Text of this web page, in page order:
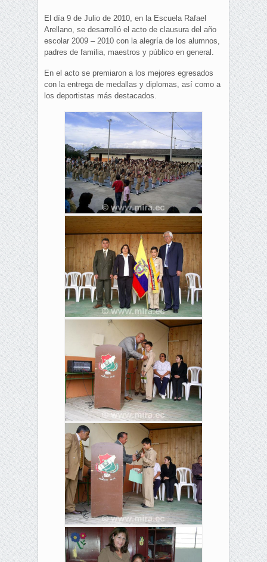
El día 9 de Julio de 2010, en la Escuela Rafael
Arellano, se desarrolló el acto de clausura del año
escolar 2009 – 2010 con la alegría de los alumnos,
padres de familia, maestros y público en general.
En el acto se premiaron a los mejores egresados
con la entrega de medallas y diplomas, así como a
los deportistas más destacados.